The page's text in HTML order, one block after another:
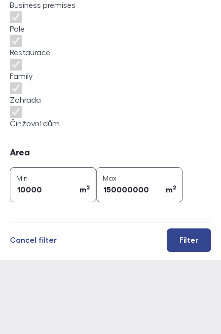
Business premises
Pole
Restaurace
Family
Zahrada
Činžovní dům
Area
Min
m2
Maxarea (
m2
Filter
Cancel filter